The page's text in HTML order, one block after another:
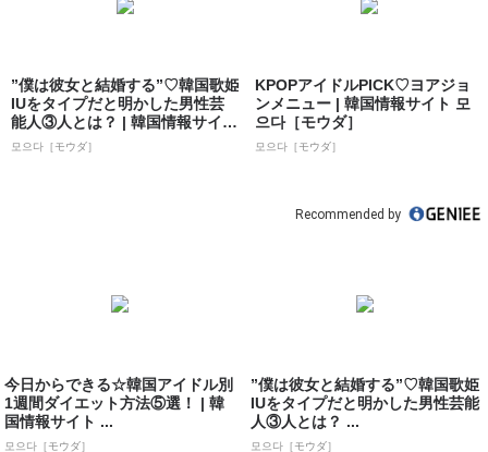
”僕は彼女と結婚する”♡韓国歌姫
IUをタイプだと明かした男性芸
能人③人とは？ | 韓国情報サイト
...
모으다［モウダ］
KPOPアイドルPICK♡ヨアジョ
ンメニュー | 韓国情報サイト 모
으다［モウダ］
모으다［モウダ］
Recommended by
今日からできる☆韓国アイドル別
1週間ダイエット方法⑤選！ | 韓
国情報サイト ...
모으다［モウダ］
”僕は彼女と結婚する”♡韓国歌姫
IUをタイプだと明かした男性芸能
人③人とは？ ...
모으다［モウダ］